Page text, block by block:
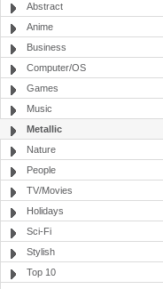
Abstract
Anime
Business
Computer/OS
Games
Music
Metallic
Nature
People
TV/Movies
Holidays
Sci-Fi
Stylish
Top 10